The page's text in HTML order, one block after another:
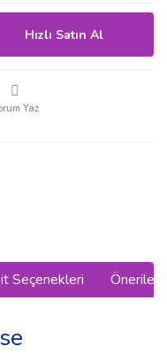
Hızlı Satın Al
Yaz
Seçenekleri